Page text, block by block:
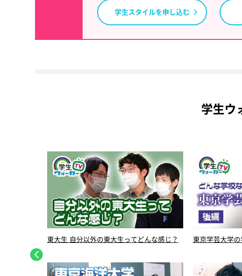
学生スタイルを申し込む
学生ウ
東大生 自分以外の東大生ってどんな感じ？ 東京学芸大学の